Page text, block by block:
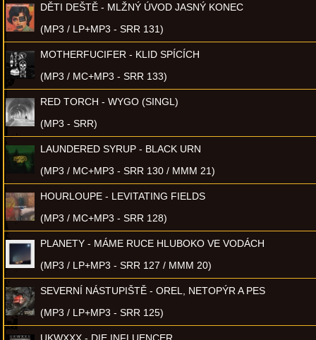
DĚTI DEŠTĚ - MLŽNÝ ÚVOD JASNÝ KONEC
(MP3 / LP+MP3 - SRR 131)
MOTHERFUCIFER - KLID SPÍCÍCH
(MP3 / MC+MP3 - SRR 133)
RED TORCH - WYGO (SINGL)
(MP3 - SRR)
LAUNDERED SYRUP - BLACK URN
(MP3 / MC+MP3 - SRR 130 / MMM 21)
HOURLOUPE - LEVITATING FIELDS
(MP3 / MC+MP3 - SRR 128)
PLANETY - MÁME RUCE HLUBOKO VE VODÁCH
(MP3 / LP+MP3 - SRR 127 / MMM 20)
SEVERNÍ NÁSTUPIŠTĚ - OREL, NETOPÝR A PES
(MP3 / LP+MP3 - SRR 125)